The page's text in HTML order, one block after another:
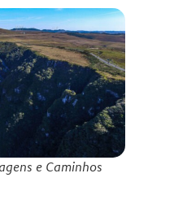
e Caminhos